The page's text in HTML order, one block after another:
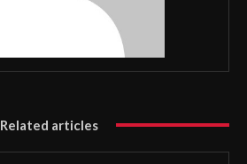
Related articles